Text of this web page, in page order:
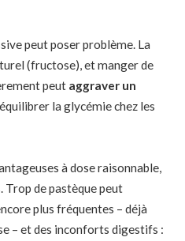
peut poser problème. La
(fructose), et manger de
peut aggraver un
la glycémie chez les
à dose raisonnable,
Trop de pastèque peut
plus fréquentes – déjà
– et des inconforts digestifs :